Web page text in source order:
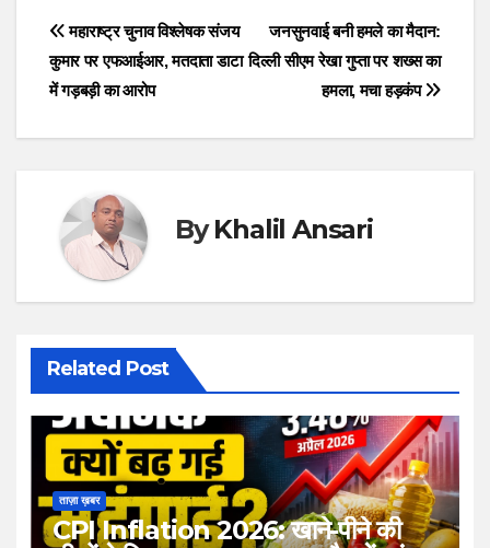
Post
navigation
जनसुनवाई बनी हमले का मैदान:
दिल्ली सीएम रेखा गुप्ता पर शख्स का
हमला, मचा हड़कंप
महाराष्ट्र चुनाव विश्लेषक संजय
कुमार पर एफआईआर, मतदाता डाटा
में गड़बड़ी का आरोप
ByKhalil Ansari
Related Post
ताज़ा ख़बर
CPI Inflation 2026: खाने-पीने की